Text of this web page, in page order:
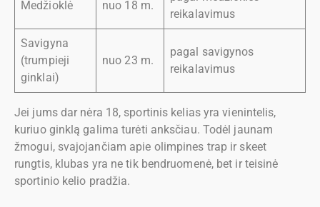
Medžioklė nuo 18 m.
reikalavimus
Savigyna
(trumpieji
ginklai)
nuo 23 m.
pagal savigynos
reikalavimus
Jei jums dar nėra 18, sportinis kelias yra vienintelis,
kuriuo ginklą galima turėti anksčiau. Todėl jaunam
žmogui, svajojančiam apie olimpines trap ir skeet
rungtis, klubas yra ne tik bendruomenė, bet ir teisinė
sportinio kelio pradžia.